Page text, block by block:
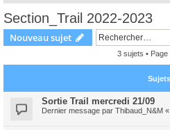
Section_Trail 2022-2023
Nouveau sujet
3 sujets • Page
Sujets
Sortie Trail mercredi 21/09
Dernier message par Thibaud_N&M «